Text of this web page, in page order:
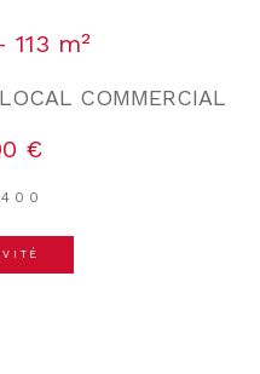
m²
COMMERCIAL
€